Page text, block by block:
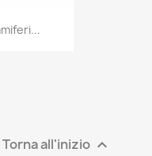
Torna all'inizio 